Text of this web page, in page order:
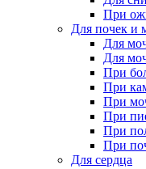
При
Для почек и
Для
Для
При
При
При
При
При
При
Для сердца